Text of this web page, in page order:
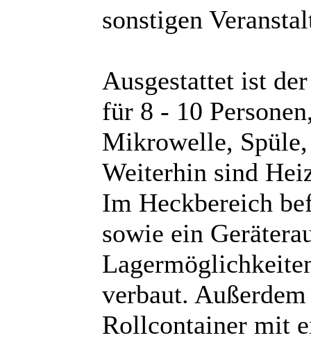
sonstigen
Ausgestattet ist
für 8 - 10
Mikrowelle,
Weiterhin sind
Im Heckbereich
sowie ein
verbaut.
Rollcontainer mit